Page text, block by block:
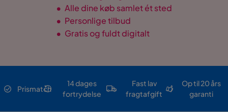
• Alle dine køb samlet ét sted
• Personlige tilbud
• Gratis og fuldt digitalt
Prismatch
14 dages
fortrydelse
Fast lav
fragtafgift
Op til 20 års
garanti